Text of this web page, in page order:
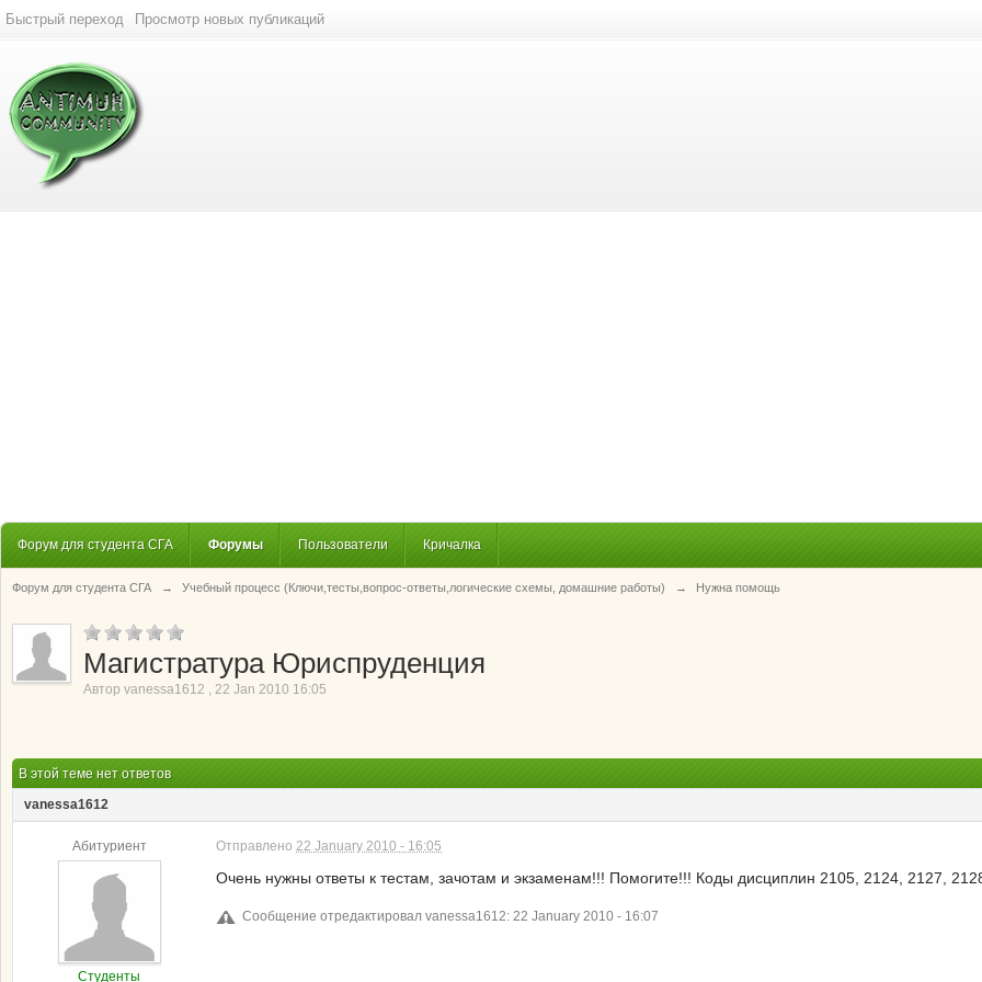
Быстрый переход Просмотр новых публикаций
Форум для студента СГА Форумы Пользователи Кричалка
Форум для студента СГА → Учебный процесс (Ключи,тесты,вопрос-ответы,логические схемы, домашние работы) → Нужна помощь
Магистратура Юриспруденция
Автор vanessa1612 , 22 Jan 2010 16:05
В этой теме нет ответов
vanessa1612
Абитуриент
Студенты
Отправлено 22 January 2010 - 16:05
Очень нужны ответы к тестам, зачотам и экзаменам!!! Помогите!!! Коды дисциплин 2105, 2124, 2127,
Сообщение отредактировал vanessa1612: 22 January 2010 - 16:07